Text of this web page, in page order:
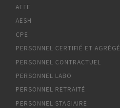
AEFE
AESH
CPE
PERSONNEL CERTIFIÉ ET AGRÉGÉ
PERSONNEL CONTRACTUEL
PERSONNEL LABO
PERSONNEL RETRAITÉ
PERSONNEL STAGIAIRE